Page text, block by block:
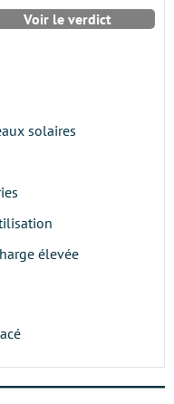
Voir le verdict
solaires
élevée